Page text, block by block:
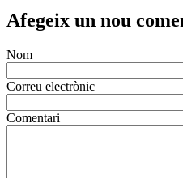
Afegeix un nou
Nom
Correu electrònic
Comentari